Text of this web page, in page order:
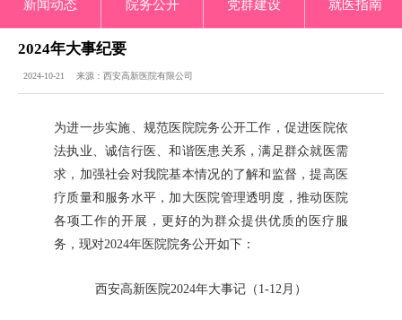
新闻动态 院务公开 党群建设 就医指南
2024年大事纪要
2024-10-21 来源：西安高新医院有限公司
为进一步实施、规范医院院务公开工作，促进医院依
法执业、诚信行医、和谐医患关系，满足群众就医需
求，加强社会对我院基本情况的了解和监督，提高医
疗质量和服务水平，加大医院管理透明度，推动医院
各项工作的开展，更好的为群众提供优质的医疗服
务，现对2024年医院院务公开如下：
西安高新医院2024年大事记（1-12月）